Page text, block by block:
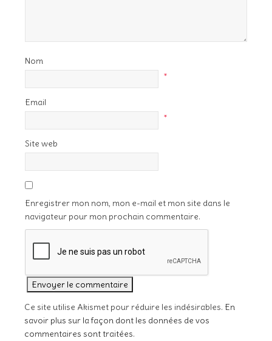
Nom
*
Email
*
Site web
Enregistrer mon nom, mon e-mail et mon site dans le
navigateur pour mon prochain commentaire.
Ce site utilise Akismet pour réduire les indésirables. En
savoir plus sur la façon dont les données de vos
commentaires sont traitées.